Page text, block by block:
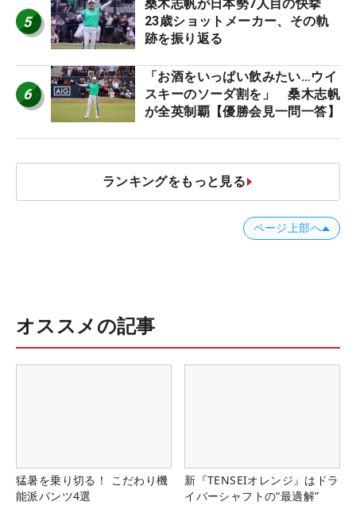
5
桑木志帆が日本勢7人目の快挙
23歳ショットメーカー、その軌
跡を振り返る
6
「お酒をいっぱい飲みたい…ウイ
スキーのソーダ割を」 桑木志帆
が全英制覇【優勝会見一問一答】
ランキングをもっと見る
ページ上部へ
オススメの記事
猛暑を乗り切る！ こだわり機
能派パンツ4選
新『TENSEIオレンジ』はドラ
イバーシャフトの“最適解”